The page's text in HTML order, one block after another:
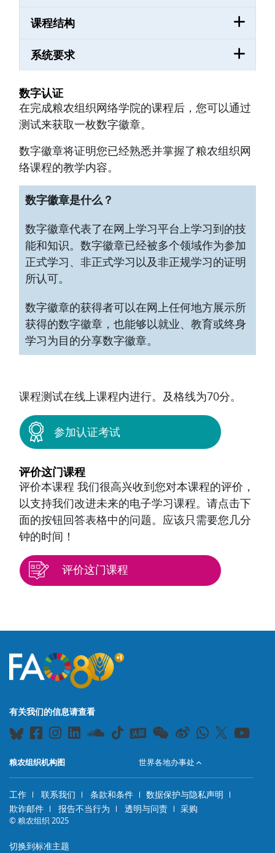
课程结构
系统要求
数字认证
在完成粮农组织网络学院的课程后，您可以通过
测试来获取一枚数字徽章。
数字徽章将证明您已经熟悉并掌握了粮农组织网
络课程的教学内容。
数字徽章是什么？
数字徽章代表了在网上学习平台上学习到的技
能和知识。数字徽章已经被多个领域作为参加
正式学习、非正式学习以及非正规学习的证明
所认可。
数字徽章的获得者可以在网上任何地方展示所
获得的数字徽章，也能够以就业、教育或终身
学习为目的分享数字徽章。
课程测试在线上课程内进行。及格线为70分。
参加认证考试
评价这门课程
评价本课程 我们很高兴收到您对本课程的评价，
以支持我们改进未来的电子学习课程。请点击下
面的按钮回答表格中的问题。应该只需要您几分
钟的时间！
评价这门课程
有关我们的信息请查看
粮农组织机构图 世界各地办事处
工作 联系我们 条款和条件
数据保护与隐私声明
欺诈邮件
报告不当行为 透明与问责 采购
© 粮农组织 2025
切换到标准主题